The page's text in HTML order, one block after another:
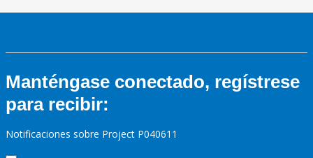
Manténgase conectado, regístrese
para recibir:
Notificaciones sobre Project P040611